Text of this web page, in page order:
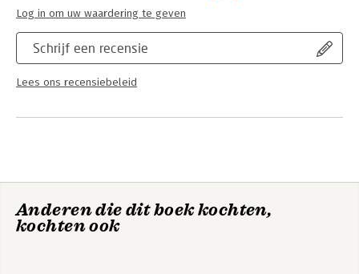
Schrijf een recensie
Lees ons recensiebeleid
Log in om uw waardering te geven
Anderen die dit boek kochten,
kochten ook